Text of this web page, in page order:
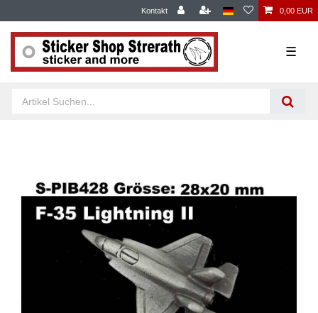
Kontakt 0,00 EUR
☰